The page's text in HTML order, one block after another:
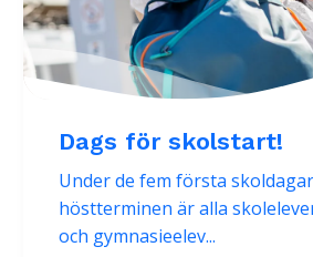
Dags för skolstart!
Under de fem första
höstterminen är alla
och gymnasieelev...